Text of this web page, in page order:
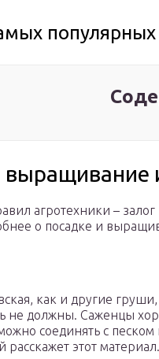
популярных
выращивание
агротехники –
о посадке и
как и другие
не должны. Саженцы
соединять с
расскажет этот материал.